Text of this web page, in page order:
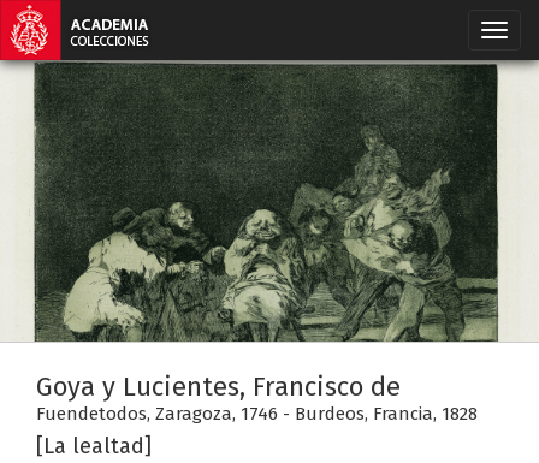
Goya y Lucientes, Francisco de
Fuendetodos, Zaragoza, 1746 - Burdeos, Francia, 1828
[La lealtad]